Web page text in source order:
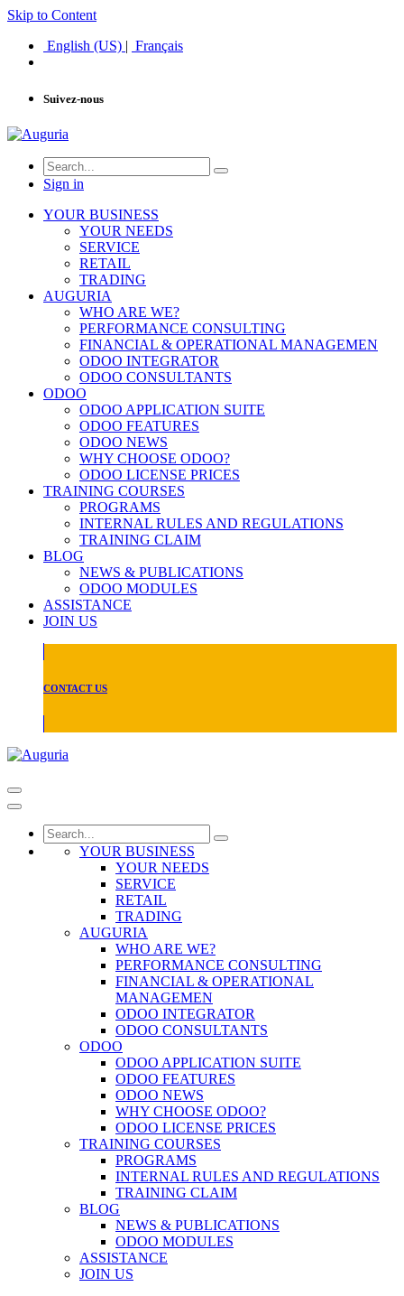
Skip to Content
English (US) | Français
Suivez-nous
Sign in
YOUR BUSINESS
YOUR NEEDS
SERVICE
RETAIL
TRADING
AUGURIA
WHO ARE WE?
PERFORMANCE CONSULTING
FINANCIAL & OPERATIONAL MANAGEMEN
ODOO INTEGRATOR
ODOO CONSULTANTS
ODOO
ODOO APPLICATION SUITE
ODOO FEATURES
ODOO NEWS
WHY CHOOSE ODOO?
ODOO LICENSE PRICES
TRAINING COURSES
PROGRAMS
INTERNAL RULES AND REGULATIONS
TRAINING CLAIM
BLOG
NEWS & PUBLICATIONS
ODOO MODULES
ASSISTANCE
JOIN US
CONTACT US
YOUR BUSINESS
YOUR NEEDS
SERVICE
RETAIL
TRADING
AUGURIA
WHO ARE WE?
PERFORMANCE CONSULTING
FINANCIAL & OPERATIONAL
MANAGEMEN
ODOO INTEGRATOR
ODOO CONSULTANTS
ODOO
ODOO APPLICATION SUITE
ODOO FEATURES
ODOO NEWS
WHY CHOOSE ODOO?
ODOO LICENSE PRICES
TRAINING COURSES
PROGRAMS
INTERNAL RULES AND REGULATIONS
TRAINING CLAIM
BLOG
NEWS & PUBLICATIONS
ODOO MODULES
ASSISTANCE
JOIN US